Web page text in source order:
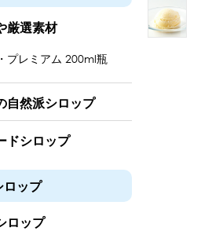
味つきの氷）
ーン
プラスチックカップ 発泡スチロールカップ
リンク材料
厳選素材
プレミアム 200ml瓶
自然派シロップ
ドシロップ
ロップ
ロップ